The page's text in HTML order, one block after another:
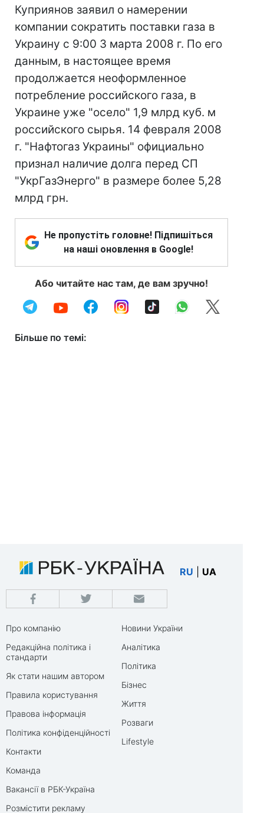
Куприянов заявил о намерении
компании сократить поставки газа в
Украину с 9:00 3 марта 2008 г. По его
данным, в настоящее время
продолжается неоформленное
потребление российского газа, в
Украине уже "осело" 1,9 млрд куб. м
российского сырья. 14 февраля 2008
г. "Нафтогаз Украины" официально
признал наличие долга перед СП
"УкрГазЭнерго" в размере более 5,28
млрд грн.
Не пропустіть головне! Підпишіться
на наші оновлення в Google!
Або читайте нас там, де вам зручно!
Більше по темі:
RU UA
Про компанію
Редакційна політика і
стандарти
Як стати нашим автором
Правила користування
Правова інформація
Політика конфіденційності
Контакти
Команда
Вакансії в РБК-Україна
Розмістити рекламу
Новини України
Аналітика
Політика
Бізнес
Життя
Розваги
Lifestyle